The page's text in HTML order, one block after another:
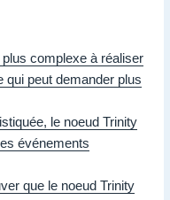
complexe à réaliser
qui peut demander plus
le noeud Trinity
événements
que le noeud Trinity